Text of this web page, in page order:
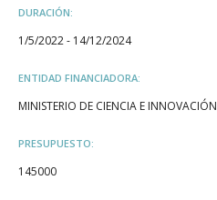
DURACIÓN:
1/5/2022 - 14/12/2024
ENTIDAD FINANCIADORA:
MINISTERIO DE CIENCIA E INNOVACIÓN
PRESUPUESTO:
145000